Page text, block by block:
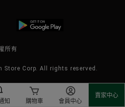
知 購物車 會員中心
賣家中心
所有
Store Corp. All rights reserved.